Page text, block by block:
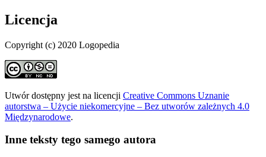
Licencja
Copyright (c) 2020 Logopedia
Utwór dostępny jest na licencji Creative Commons Uznanie
autorstwa – Użycie niekomercyjne – Bez utworów zależnych 4.0
Międzynarodowe.
Inne teksty tego samego autora